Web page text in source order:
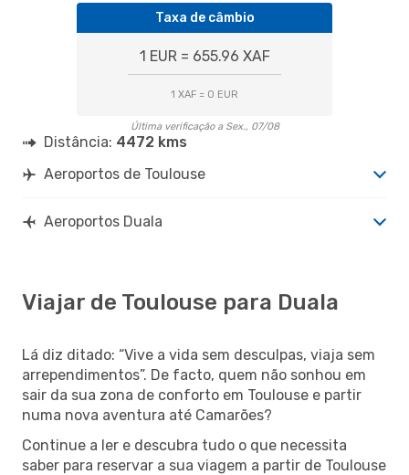
Taxa de câmbio
1 EUR = 655.96 XAF
1 XAF = 0 EUR
Última verificação a Sex., 07/08
Distância: 4472 kms
Aeroportos de Toulouse
Aeroportos Duala
Viajar de Toulouse para Duala
Lá diz ditado: “Vive a vida sem desculpas, viaja sem
arrependimentos”. De facto, quem não sonhou em
sair da sua zona de conforto em Toulouse e partir
numa nova aventura até Camarões?
Continue a ler e descubra tudo o que necessita
saber para reservar a sua viagem a partir de Toulouse